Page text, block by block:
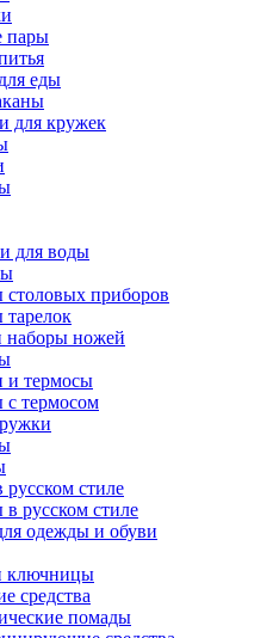
пары
еды
для кружек
для воды
приборов
ножей
и термосы
термосом
русском стиле
русском стиле
одежды и обуви
ключницы
средства
помады